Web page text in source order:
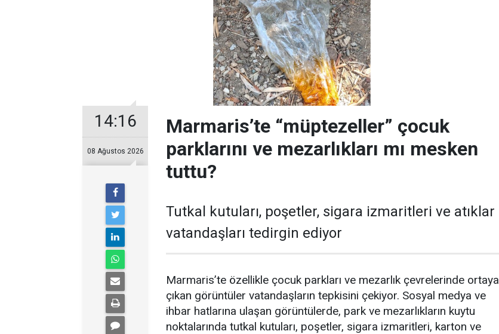
14:16
08 Ağustos 2026
Marmaris’te “müptezeller” çocuk
parklarını ve mezarlıkları mı mesken
tuttu?
Tutkal kutuları, poşetler, sigara izmaritleri ve atıklar
vatandaşları tedirgin ediyor
Marmaris’te özellikle çocuk parkları ve mezarlık çevrelerinde ortaya
çıkan görüntüler vatandaşların tepkisini çekiyor. Sosyal medya ve
ihbar hatlarına ulaşan görüntülerde, park ve mezarlıkların kuytu
noktalarında tutkal kutuları, poşetler, sigara izmaritleri, karton ve